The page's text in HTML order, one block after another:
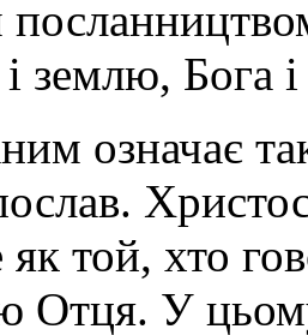
землю, Бога
означає
як той, хто
Отця. У